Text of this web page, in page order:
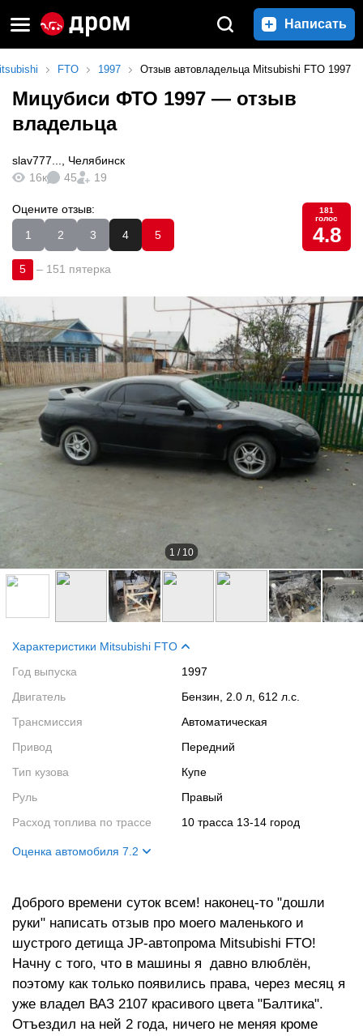
Написать
FTO 1997 Отзыв автовладельца Mitsubishi FTO 1997
Мицубиси ФТО 1997 — отзыв
владельца
slav777...
Челябинск
16к
45 19
Оцените отзыв:
1
2 3 4 5
181
голос
4.8
5 – 151 пятерка
1 / 10
Характеристики Mitsubishi FTO
Год выпуска
1997
Двигатель
Бензин, 2.0 л, 612 л.с.
Трансмиссия
Автоматическая
Привод
Передний
Тип кузова
Купе
Руль
Правый
Расход топлива по трассе
10 трасса 13-14 город
Оценка автомобиля 7.2
Салон
6
Двигатель
7
Ходовые качества
8
Доброго времени суток всем! наконец-то "дошли
руки" написать отзыв про моего маленького и
шустрого детища JP-автопрома Mitsubishi FTO!
Начну с того, что в машины я давно влюблён,
поэтому как только появились права, через месяц я
уже владел ВАЗ 2107 красивого цвета "Балтика".
Отъездил на ней 2 года, ничего не меняя кроме